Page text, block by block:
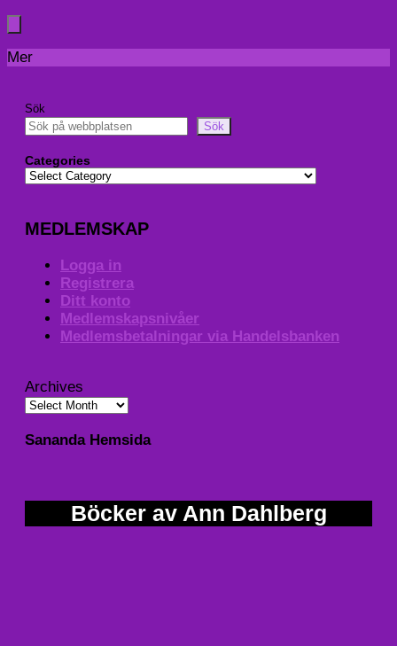
Mer
Sök
Sök
Categories
MEDLEMSKAP
Logga in
Registrera
Ditt konto
Medlemskapsnivåer
Medlemsbetalningar via Handelsbanken
Archives
Sananda Hemsida
Böcker av Ann Dahlberg